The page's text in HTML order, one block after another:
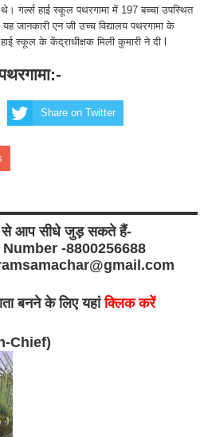
गर्ल्स हाई स्कूल पथरगामा में 197 बच्चा उपस्थित
जानकारी एन जी उच्च विद्यालय पथरगामा के
स्कूल के केंद्राधीक्षक मिली कुमारी ने दी l
Share on Twitter
से आप सीधे जुड़ सकते हैं-
-8800256688
बनने के लिए यहांक्लिक करें
Chief)